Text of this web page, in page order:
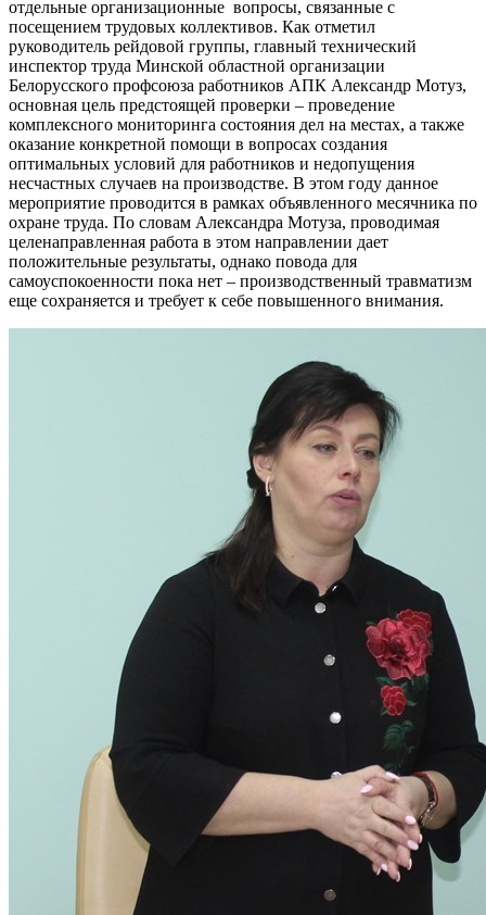
отдельные организационные вопросы, связанные с
посещением трудовых коллективов. Как отметил
руководитель рейдовой группы, главный технический
инспектор труда Минской областной организации
Белорусского профсоюза работников АПК Александр Мотуз,
основная цель предстоящей проверки – проведение
комплексного мониторинга состояния дел на местах, а также
оказание конкретной помощи в вопросах создания
оптимальных условий для работников и недопущения
несчастных случаев на производстве. В этом году данное
мероприятие проводится в рамках объявленного месячника по
охране труда. По словам Александра Мотуза, проводимая
целенаправленная работа в этом направлении дает
положительные результаты, однако повода для
самоуспокоенности пока нет – производственный травматизм
еще сохраняется и требует к себе повышенного внимания.